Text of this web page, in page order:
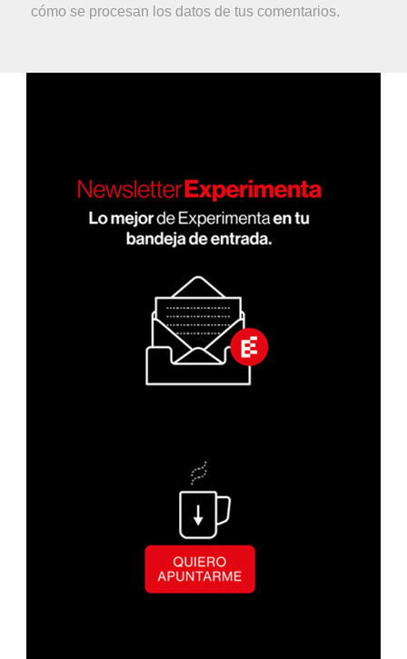
cómo se procesan los datos de tus comentarios.